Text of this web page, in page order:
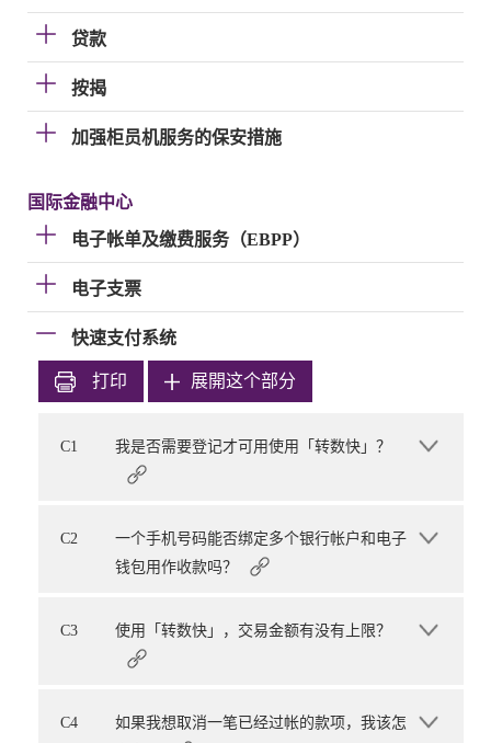
贷款
按揭
加强柜员机服务的保安措施
国际金融中心
电子帐单及缴费服务（EBPP）
电子支票
快速支付系统
打印 展開这个部分
C1 我是否需要登记才可用使用「转数快」？
C2
一个手机号码能否绑定多个银行帐户和电子
钱包用作收款吗？
C3 使用「转数快」，交易金额有没有上限？
C4
如果我想取消一笔已经过帐的款项，我该怎